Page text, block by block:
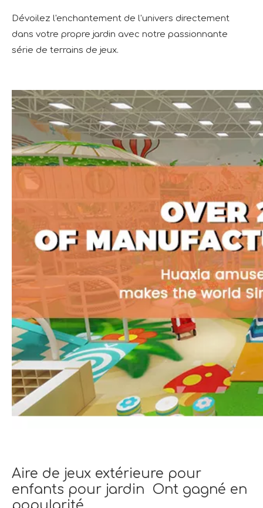
Dévoilez l'enchantement de l'univers directement
dans votre propre jardin avec notre passionnante
série de terrains de jeux.
Aire de jeux extérieure pour
enfants pour jardin Ont gagné en